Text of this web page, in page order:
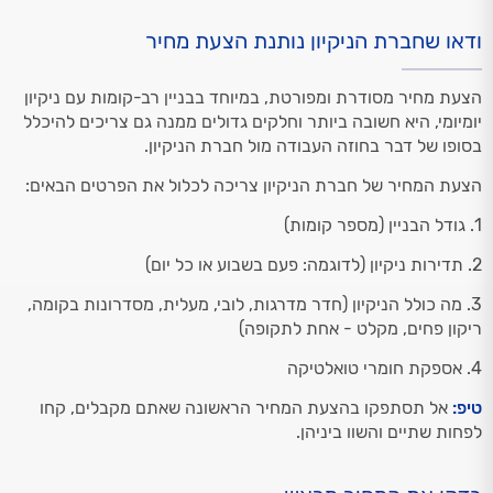
ודאו שחברת הניקיון נותנת הצעת מחיר
הצעת מחיר מסודרת ומפורטת, במיוחד בבניין רב-קומות עם ניקיון
יומיומי, היא חשובה ביותר וחלקים גדולים ממנה גם צריכים להיכלל
בסופו של דבר בחוזה העבודה מול חברת הניקיון.
הצעת המחיר של חברת הניקיון צריכה לכלול את הפרטים הבאים:
1. גודל הבניין (מספר קומות)
2. תדירות ניקיון (לדוגמה: פעם בשבוע או כל יום)
3. מה כולל הניקיון (חדר מדרגות, לובי, מעלית, מסדרונות בקומה,
ריקון פחים, מקלט - אחת לתקופה)
4. אספקת חומרי טואלטיקה
טיפ: אל תסתפקו בהצעת המחיר הראשונה שאתם מקבלים, קחו
לפחות שתיים והשוו ביניהן.